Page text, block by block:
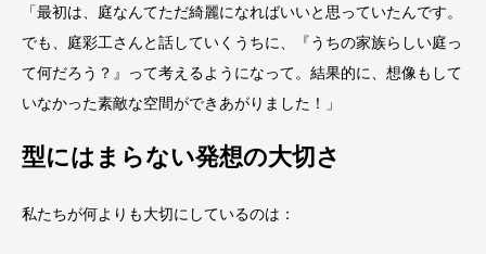
「最初は、庭なんてただ綺麗になればいいと思っていたんです。
でも、庭彩工さんと話していくうちに、『うちの家族らしい庭っ
て何だろう？』って考えるようになって。結果的に、想像もして
いなかった素敵な空間ができあがりました！」
型にはまらない発想の大切さ
私たちが何よりも大切にしているのは：